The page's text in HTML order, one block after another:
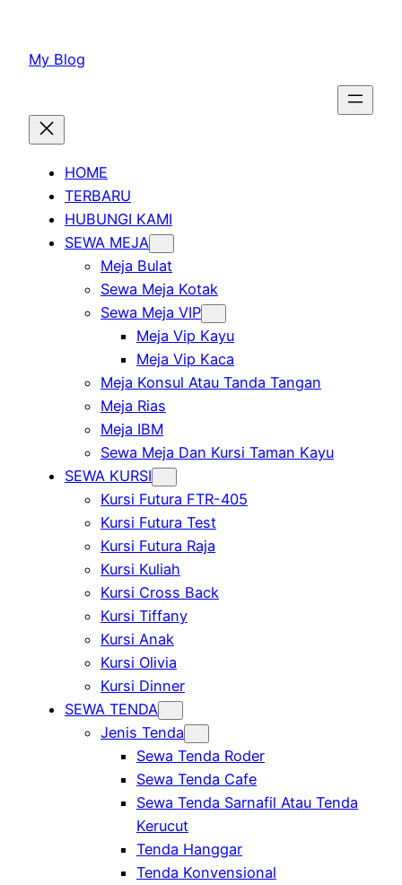
konten
My Blog
HOME
TERBARU
HUBUNGI KAMI
SEWA MEJA
Meja Bulat
Sewa Meja Kotak
Sewa Meja VIP
Meja Vip Kayu
Meja Vip Kaca
Meja Konsul Atau Tanda Tangan
Meja Rias
Meja IBM
Sewa Meja Dan Kursi Taman Kayu
SEWA KURSI
Kursi Futura FTR-405
Kursi Futura Test
Kursi Futura Raja
Kursi Kuliah
Kursi Cross Back
Kursi Tiffany
Kursi Anak
Kursi Olivia
Kursi Dinner
SEWA TENDA
Jenis Tenda
Sewa Tenda Roder
Sewa Tenda Cafe
Sewa Tenda Sarnafil Atau Tenda
Kerucut
Tenda Hanggar
Tenda Konvensional